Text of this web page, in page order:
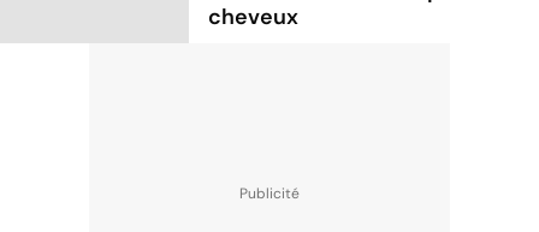
cheveux